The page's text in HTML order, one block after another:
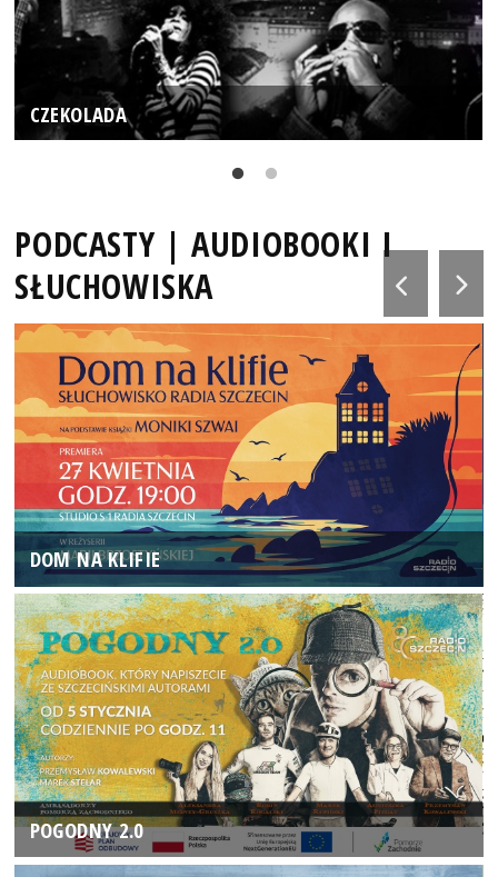
CZEKOLADA
PODCASTY | AUDIOBOOKI I
SŁUCHOWISKA
DOM NA KLIFIE
POGODNY 2.0